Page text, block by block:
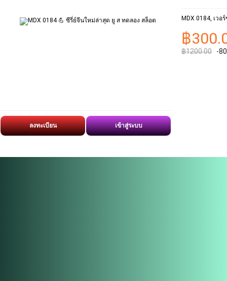
ลงทะเบียน เข้าสู่ระบบ
MDX 0184, เว
฿
฿1200.00 -